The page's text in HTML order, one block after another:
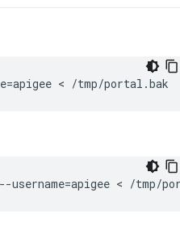
< /tmp/portal.bak
< /tmp/